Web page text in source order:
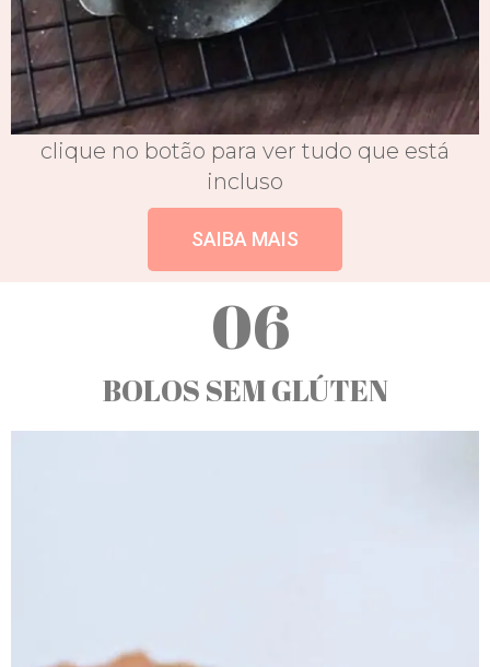
clique no botão para ver tudo que está
incluso
SAIBA MAIS
06
BOLOS SEM GLÚTEN